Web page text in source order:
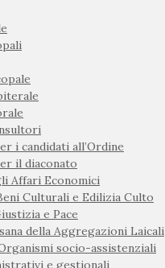
i candidati all’Ordine
il diaconato
Affari Economici
Culturali e Edilizia Culto
e Pace
della Aggregazioni Laicali
socio-assistenziali
e gestionali